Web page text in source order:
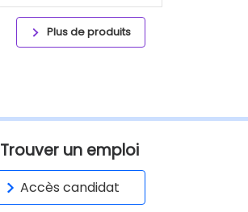
Plus de produits
Trouver un emploi
Accès candidat